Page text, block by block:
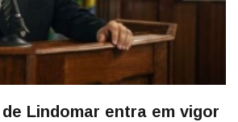
Lindomar entra em vigor